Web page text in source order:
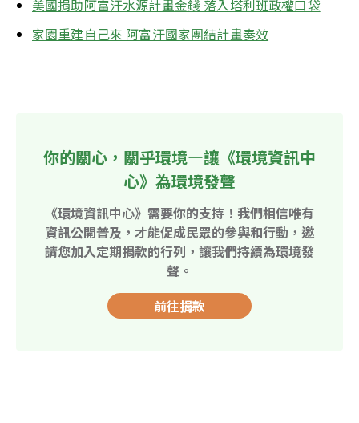
美國捐助阿富汗水源計畫金錢 落入塔利班政權口袋
家園重建自己來 阿富汗國家團結計畫奏效
你的關心，關乎環境—讓《環境資訊中
心》為環境發聲
《環境資訊中心》需要你的支持！我們相信唯有
資訊公開普及，才能促成民眾的參與和行動，邀
請您加入定期捐款的行列，讓我們持續為環境發
聲。
前往捐款